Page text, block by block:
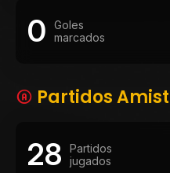
0
Goles
marcados
Partidos
28
Partidos
jugados